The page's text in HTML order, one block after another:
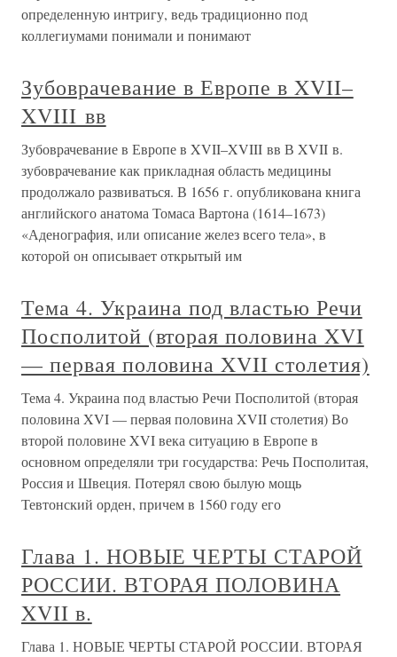
определенную интригу, ведь традиционно под
коллегиумами понимали и понимают
Зубоврачевание в Европе в XVII–
XVIII вв
Зубоврачевание в Европе в XVII–XVIII вв В XVII в.
зубоврачевание как прикладная область медицины
продолжало развиваться. В 1656 г. опубликована книга
английского анатома Томаса Вартона (1614–1673)
«Аденография, или описание желез всего тела», в
которой он описывает открытый им
Тема 4. Украина под властью Речи
Посполитой (вторая половина XVI
— первая половина XVII столетия)
Тема 4. Украина под властью Речи Посполитой (вторая
половина XVI — первая половина XVII столетия) Во
второй половине XVI века ситуацию в Европе в
основном определяли три государства: Речь Посполитая,
Россия и Швеция. Потерял свою былую мощь
Тевтонский орден, причем в 1560 году его
Глава 1. НОВЫЕ ЧЕРТЫ СТАРОЙ
РОССИИ. ВТОРАЯ ПОЛОВИНА
XVII в.
Глава 1. НОВЫЕ ЧЕРТЫ СТАРОЙ РОССИИ. ВТОРАЯ